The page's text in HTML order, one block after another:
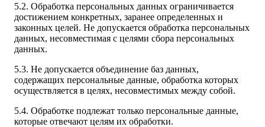
5.2. Обработка персональных данных ограничивается
достижением конкретных, заранее определенных и
законных целей. Не допускается обработка персональных
данных, несовместимая с целями сбора персональных
данных.
5.3. Не допускается объединение баз данных,
содержащих персональные данные, обработка которых
осуществляется в целях, несовместимых между собой.
5.4. Обработке подлежат только персональные данные,
которые отвечают целям их обработки.